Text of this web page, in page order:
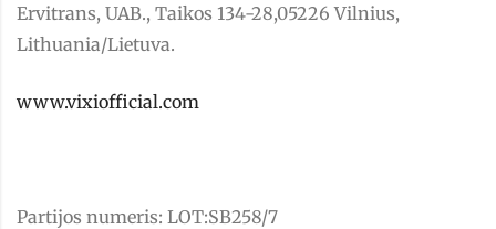
Ervitrans, UAB., Taikos 134-28,05226 Vilnius,
Lithuania/Lietuva.
www.vixiofficial.com
Partijos numeris: LOT:SB258/7